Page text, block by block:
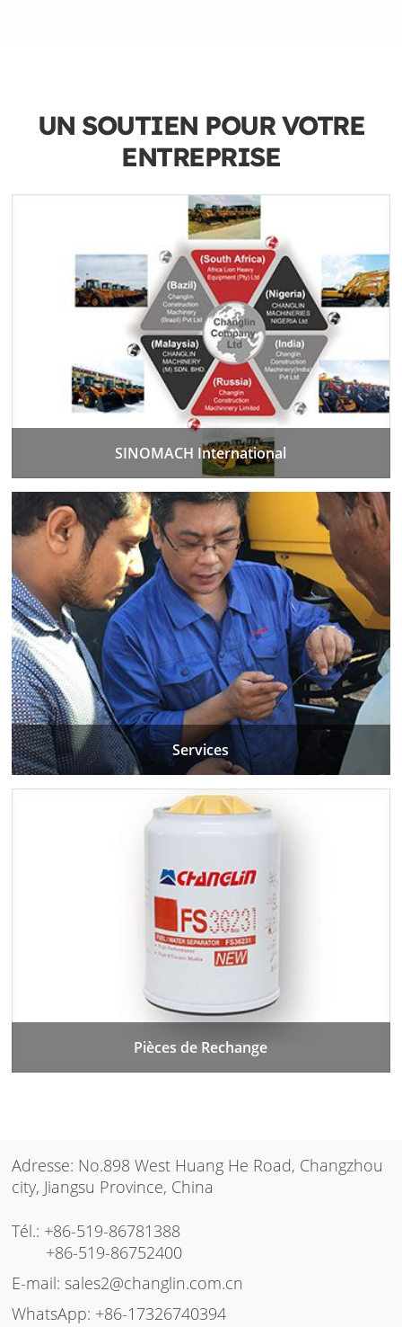
UN SOUTIEN POUR VOTRE
ENTREPRISE
SINOMACH International
Services
Pièces de Rechange
Adresse: No.898 West Huang He Road, Changzhou
city, Jiangsu Province, China
Tél.: +86-519-86781388
+86-519-86752400
E-mail:sales2@changlin.com.cn
WhatsApp: +86-17326740394